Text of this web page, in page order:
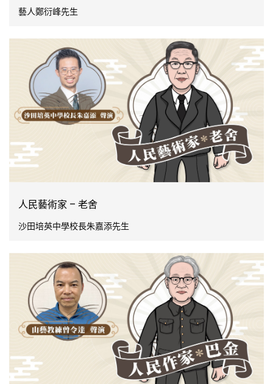
藝人鄭衍峰先生
人民藝術家 – 老舍
沙田培英中學校長朱嘉添先生